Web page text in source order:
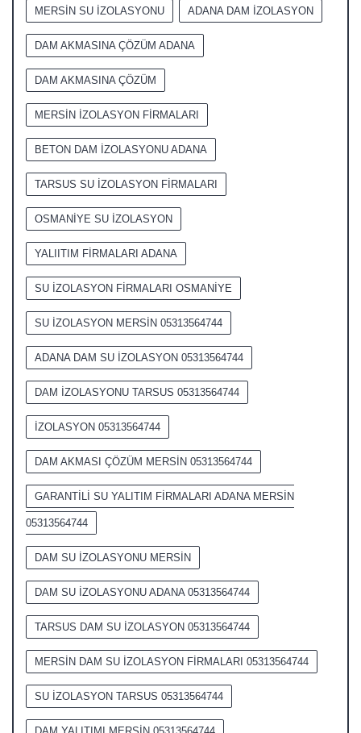
MERSİN SU İZOLASYONU ADANA DAM İZOLASYON
DAM AKMASINA ÇÖZÜM ADANA
DAM AKMASINA ÇÖZÜM
MERSİN İZOLASYON FİRMALARI
BETON DAM İZOLASYONU ADANA
TARSUS SU İZOLASYON FİRMALARI
OSMANİYE SU İZOLASYON
YALIITIM FİRMALARI ADANA
SU İZOLASYON FİRMALARI OSMANİYE
SU İZOLASYON MERSİN 05313564744
ADANA DAM SU İZOLASYON 05313564744
DAM İZOLASYONU TARSUS 05313564744
İZOLASYON 05313564744
DAM AKMASI ÇÖZÜM MERSİN 05313564744
GARANTİLİ SU YALITIM FİRMALARI ADANA MERSİN
05313564744
DAM SU İZOLASYONU MERSİN
DAM SU İZOLASYONU ADANA 05313564744
TARSUS DAM SU İZOLASYON 05313564744
MERSİN DAM SU İZOLASYON FİRMALARI 05313564744
SU İZOLASYON TARSUS 05313564744